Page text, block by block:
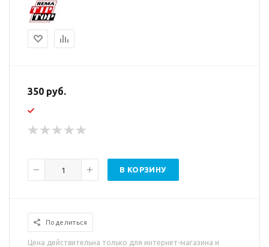
350 руб.
В КОРЗИНУ
Поделиться
Цена действительна только для интернет-магазина и